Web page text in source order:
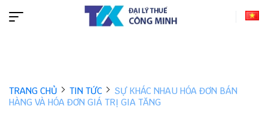
TRANG CHỦ TIN TỨC
SỰ KHÁC NHAU HÓA ĐƠN BÁN
HÀNG VÀ HÓA ĐƠN GIÁ TRỊ GIA TĂNG